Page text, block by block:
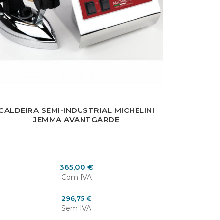
SEMI-INDUSTRIAL MICHELINI
JEMMA AVANTGARDE
Preço
365,00 €
Com IVA
Preço
296,75 €
Sem IVA